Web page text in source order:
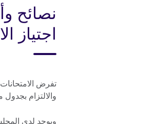
نصائح
اجتياز
تفرض
والالتزام
ويوجد لدى